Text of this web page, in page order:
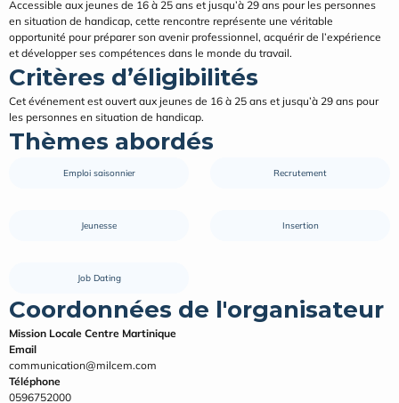
Accessible aux jeunes de 16 à 25 ans et jusqu’à 29 ans pour les personnes
en situation de handicap, cette rencontre représente une véritable
opportunité pour préparer son avenir professionnel, acquérir de l’expérience
et développer ses compétences dans le monde du travail.
Critères d’éligibilités
Cet événement est ouvert aux jeunes de 16 à 25 ans et jusqu’à 29 ans pour
les personnes en situation de handicap.
Thèmes abordés
Emploi saisonnier Recrutement
Jeunesse Insertion
Job Dating
Coordonnées de l'organisateur
Mission Locale Centre Martinique
Email
communication@milcem.com
Téléphone
0596752000